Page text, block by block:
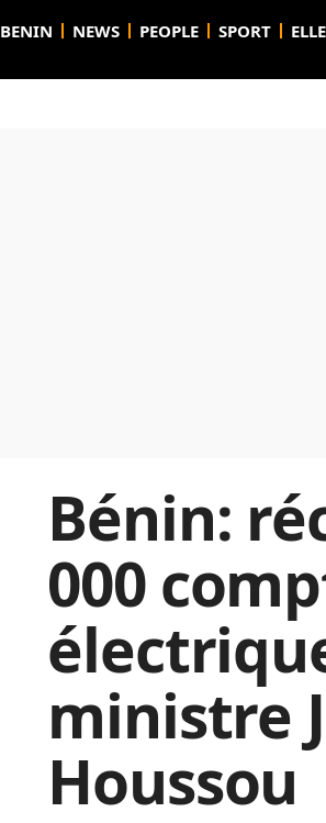
BENIN NEWS PEOPLE SPORT ELLE
Bénin:
000
ministre
Houssou